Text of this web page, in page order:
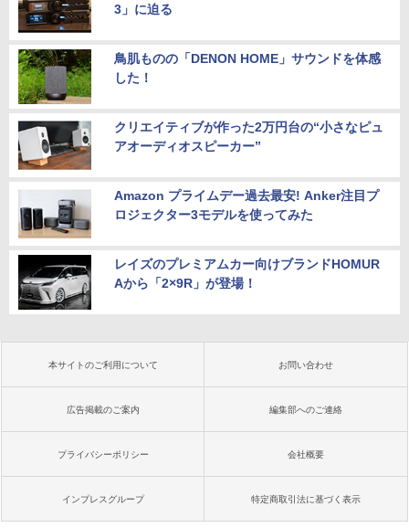
3」に迫る
鳥肌ものの「DENON HOME」サウンドを体感
した！
クリエイティブが作った2万円台の“小さなピュ
アオーディオスピーカー”
Amazon プライムデー過去最安! Anker注目プ
ロジェクター3モデルを使ってみた
レイズのプレミアムカー向けブランドHOMUR
Aから「2×9R」が登場！
本サイトのご利用について お問い合わせ
広告掲載のご案内 編集部へのご連絡
プライバシーポリシー 会社概要
インプレスグループ 特定商取引法に基づく表示